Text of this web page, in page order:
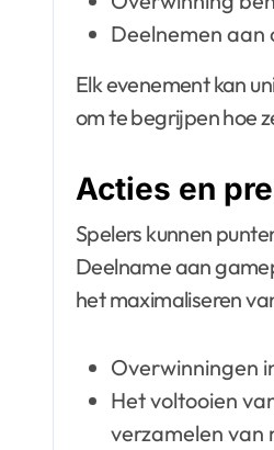
Deelnemen
Elk evenement kan
om te begrijpen hoe
Acties en
Spelers kunnen
Deelname aan
het maximaliseren
Overwinningen
Het voltooien
verzamelen van